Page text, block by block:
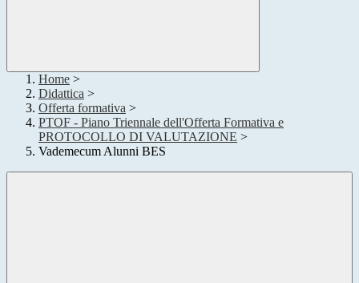
Home >
Didattica >
Offerta formativa >
PTOF - Piano Triennale dell'Offerta Formativa e
PROTOCOLLO DI VALUTAZIONE >
Vademecum Alunni BES